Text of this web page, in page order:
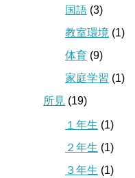
国語 (3)
教室環境 (1)
体育 (9)
家庭学習 (1)
所見 (19)
１年生 (1)
２年生 (1)
３年生 (1)